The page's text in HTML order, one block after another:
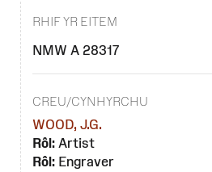
RHIF YR EITEM
NMW A 28317
CREU/CYNHYRCHU
WOOD, J.G.
Rôl:Artist
Rôl:Engraver